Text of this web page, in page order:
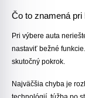
Čo to znamená pri
Pri výbere auta
nastaviť bežné
skutočný pokrok.
Najväčšia chyba je